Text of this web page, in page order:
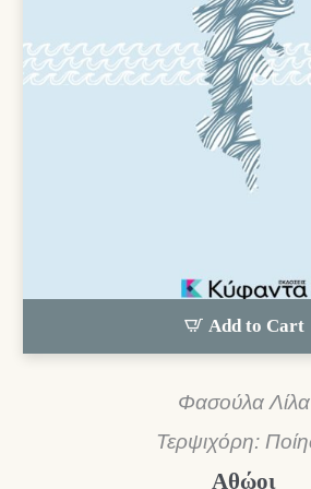
Add to Cart
Φασούλα Λίλα
Τερψιχόρη:
Αθώοι